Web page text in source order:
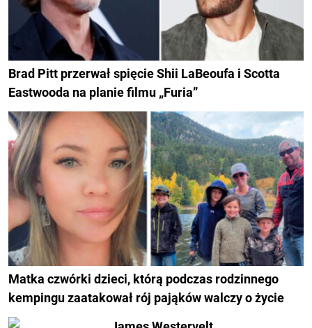
Brad Pitt przerwał spięcie Shii LaBeoufa i Scotta
Eastwooda na planie filmu „Furia”
Matka czwórki dzieci, którą podczas rodzinnego
kempingu zaatakował rój pająków walczy o życie